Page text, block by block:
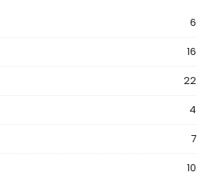
6
16
22
4
7
10